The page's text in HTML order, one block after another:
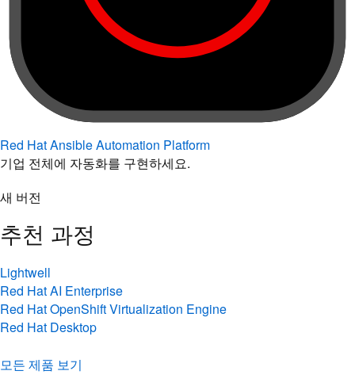
Red Hat Ansible Automation Platform
기업 전체에 자동화를 구현하세요.
새 버전
추천 과정
Lightwell
Red Hat AI Enterprise
Red Hat OpenShift Virtualization Engine
Red Hat Desktop
모든 제품 보기